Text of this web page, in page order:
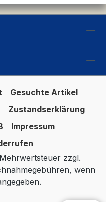
Gesuchte Artikel
Zustandserklärung
Impressum
zzgl.
wenn